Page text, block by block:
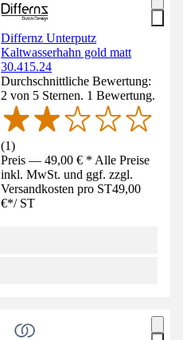
Differnz Unterputz
Kaltwasserhahn gold matt
30.415.24
Durchschnittliche Bewertung:
2 von 5 Sternen. 1 Bewertung.
(1)
Preis — 49,00 € * Alle Preise
inkl. MwSt. und ggf. zzgl.
Versandkosten pro ST49,00
€*/ ST